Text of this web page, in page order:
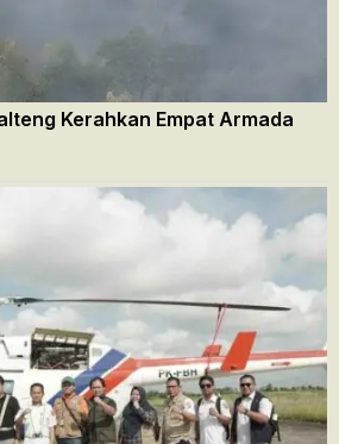
Kerahkan Empat Armada